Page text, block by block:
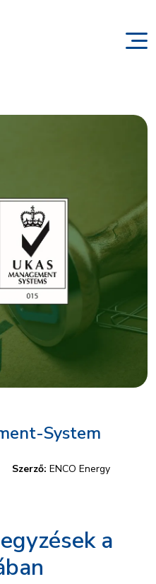
System
Szerző: ENCO Energy
a